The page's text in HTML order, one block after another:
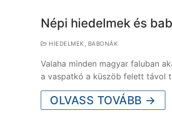
Népi hiedelmek és
HIEDELMEK, BABONÁK
Valaha minden magyar faluban
a vaspatkó a küszöb felett távol
OLVASS TOVÁBB →